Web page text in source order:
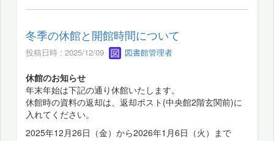
冬季の休館と開館時間について
投稿日時 : 2025/12/09 図書館管理者
休館のお知らせ
年末年始は下記の通り休館いたします。
休館時の資料の返却は、返却ポスト(中央館2階玄関前)に
入れてください。
2025年12月26日（金）から2026年1月6日（火）まで